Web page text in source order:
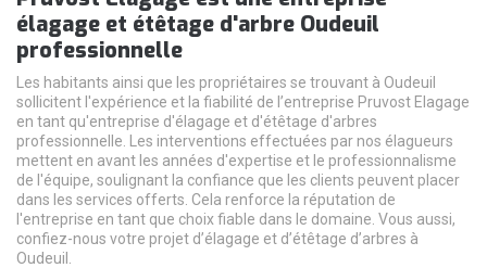
élagage et étêtage d'arbre Oudeuil
professionnelle
Les habitants ainsi que les propriétaires se trouvant à Oudeuil
sollicitent l'expérience et la fiabilité de l’entreprise Pruvost Elagage
en tant qu'entreprise d'élagage et d'étêtage d'arbres
professionnelle. Les interventions effectuées par nos élagueurs
mettent en avant les années d'expertise et le professionnalisme
de l'équipe, soulignant la confiance que les clients peuvent placer
dans les services offerts. Cela renforce la réputation de
l'entreprise en tant que choix fiable dans le domaine. Vous aussi,
confiez-nous votre projet d’élagage et d’étêtage d’arbres à
Oudeuil.